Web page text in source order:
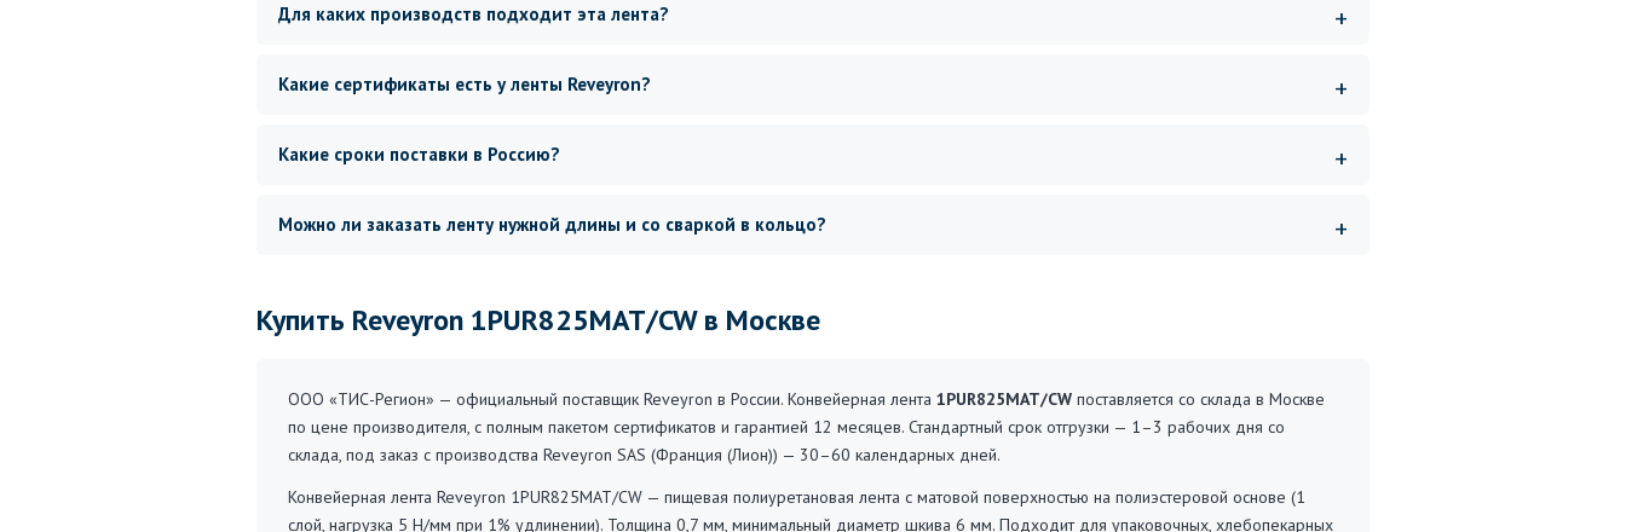
Для каких производств подходит эта лента?
Какие сертификаты есть у ленты Reveyron?
Какие сроки поставки в Россию?
Можно ли заказать ленту нужной длины и со сваркой в кольцо?
Купить Reveyron 1PUR825MAT/CW в Москве
ООО «ТИС-Регион» — официальный поставщик Reveyron в России. Конвейерная лента 1PUR825MAT/CW поставляется со склада в Москве
по цене производителя, с полным пакетом сертификатов и гарантией 12 месяцев. Стандартный срок отгрузки — 1–3 рабочих дня со
склада, под заказ с производства Reveyron SAS (Франция (Лион)) — 30–60 календарных дней.
Конвейерная лента Reveyron 1PUR825MAT/CW — пищевая полиуретановая лента с матовой поверхностью на полиэстеровой основе (1
слой, нагрузка 5 Н/мм при 1% удлинении). Толщина 0,7 мм, минимальный диаметр шкива 6 мм. Подходит для упаковочных, хлебопекарных